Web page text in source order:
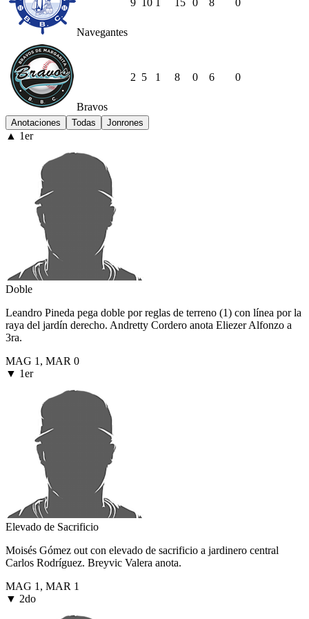
Navegantes
9 10 15 0 8 0
Bravos
2 5 1 8 0 6 0
Anotaciones Todas Jonrones
▲ 1er
Doble
Leandro Pineda pega doble por reglas de terreno (1) con línea por la
raya del jardín derecho. Andretty Cordero anota Eliezer Alfonzo a
3ra.
MAG 1 , MAR 0
▼ 1er
Elevado de Sacrificio
Moisés Gómez out con elevado de sacrificio a jardinero central
Carlos Rodríguez. Breyvic Valera anota.
MAG 1 , MAR 1
▼ 2do